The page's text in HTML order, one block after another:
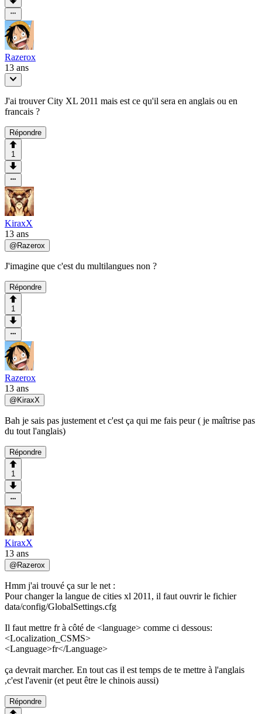
Razerox
13 ans
J'ai trouver City XL 2011 mais est ce qu'il sera en anglais ou en
francais ?
Répondre
1
KiraxX
13 ans
@Razerox
J'imagine que c'est du multilangues non ?
Répondre
1
Razerox
13 ans
@KiraxX
Bah je sais pas justement et c'est ça qui me fais peur ( je maîtrise pas
du tout l'anglais)
Répondre
1
KiraxX
13 ans
@Razerox
Hmm j'ai trouvé ça sur le net :
Pour changer la langue de cities xl 2011, il faut ouvrir le fichier
data/config/GlobalSettings.cfg
Il faut mettre fr à côté de <language> comme ci dessous:
<Localization_CSMS>
<Language>fr</Language>
ça devrait marcher. En tout cas il est temps de te mettre à l'anglais
,c'est l'avenir (et peut être le chinois aussi)
Répondre